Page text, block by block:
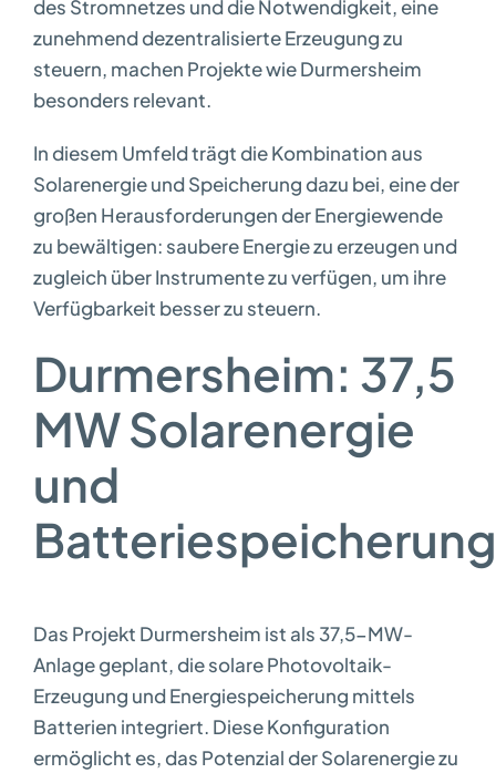
des Stromnetzes und die Notwendigkeit, eine
zunehmend dezentralisierte Erzeugung zu
steuern, machen Projekte wie Durmersheim
besonders relevant.
In diesem Umfeld trägt die Kombination aus
Solarenergie und Speicherung dazu bei, eine der
großen Herausforderungen der Energiewende
zu bewältigen: saubere Energie zu erzeugen und
zugleich über Instrumente zu verfügen, um ihre
Verfügbarkeit besser zu steuern.
Durmersheim: 37,5
MW Solarenergie
und
Batteriespeicherung
Das Projekt Durmersheim ist als 37,5-MW-
Anlage geplant, die solare Photovoltaik-
Erzeugung und Energiespeicherung mittels
Batterien integriert. Diese Konfiguration
ermöglicht es, das Potenzial der Solarenergie zu